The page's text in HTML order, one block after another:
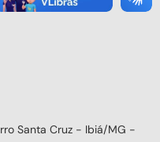
Santa Cruz - Ibiá/MG -